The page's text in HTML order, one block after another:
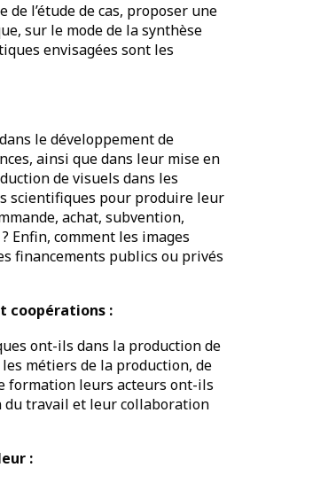
l’étude de cas, proposer une
sur le mode de la synthèse
envisagées sont les
le développement de
ainsi que dans leur mise en
de visuels dans les
scientifiques pour produire leur
achat, subvention,
Enfin, comment les images
financements publics ou privés
coopérations :
ont-ils dans la production de
métiers de la production, de
formation leurs acteurs ont-ils
du travail et leur collaboration
: